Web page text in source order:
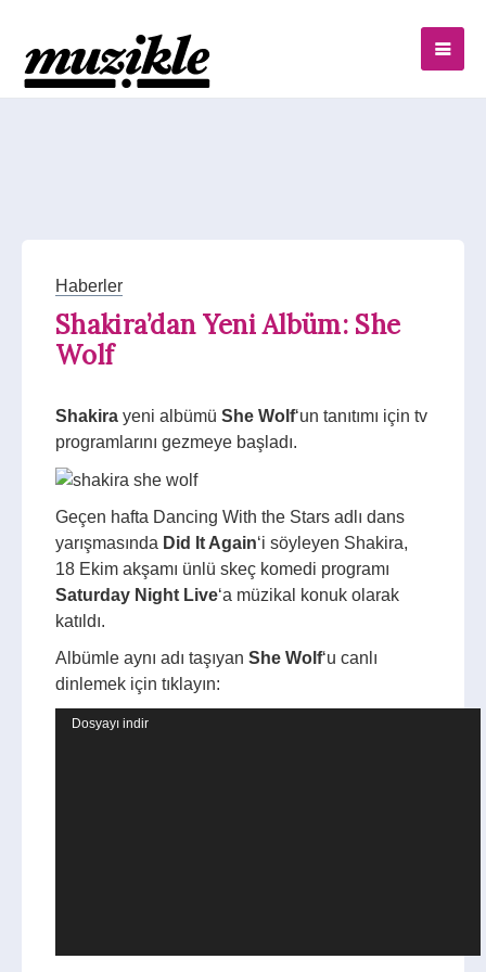
Haberler
Shakira’dan Yeni Albüm: She
Wolf
Shakira yeni albümü She Wolf‘un tanıtımı için tv
programlarını gezmeye başladı.
Geçen hafta Dancing With the Stars adlı dans
yarışmasında Did It Again‘i söyleyen Shakira,
18 Ekim akşamı ünlü skeç komedi programı
Saturday Night Live‘a müzikal konuk olarak
katıldı.
Albümle aynı adı taşıyan She Wolf‘u canlı
dinlemek için tıklayın:
Video
Dosyayı indir